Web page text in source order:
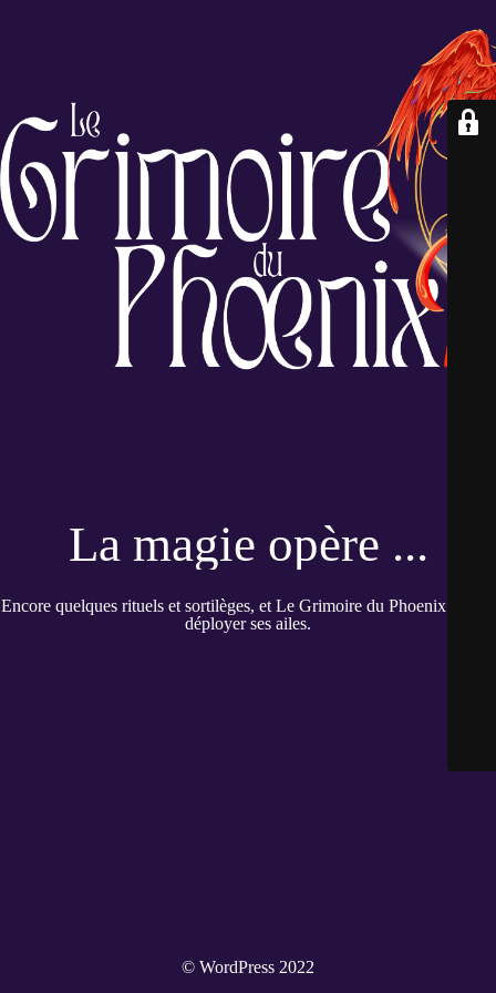
La magie opère ...
Encore quelques rituels et sortilèges, et Le Grimoire du Phoenix pourra
déployer ses ailes.
© WordPress 2022